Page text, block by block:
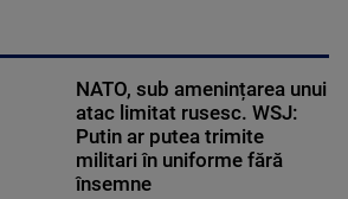
NATO, sub amenințarea unui
atac limitat rusesc. WSJ:
Putin ar putea trimite
militari în uniforme fără
însemne